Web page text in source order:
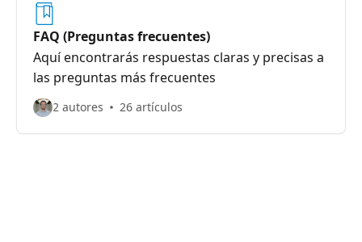
FAQ (Preguntas frecuentes)
Aquí encontrarás respuestas claras y precisas a
las preguntas más frecuentes
2 autores 26 artículos